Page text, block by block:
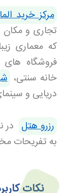
مرکز خرید
تجاری و
که معماری
فروشگاه های
خانه سنتی،
دریایی و
رزرو هتل در
به تفریحات
نکات